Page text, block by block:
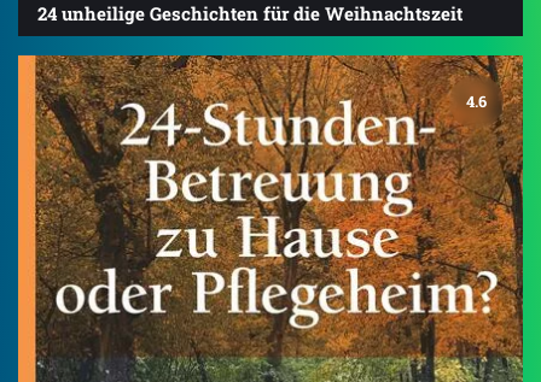
24 unheilige Geschichten für die Weihnachtszeit
4.6